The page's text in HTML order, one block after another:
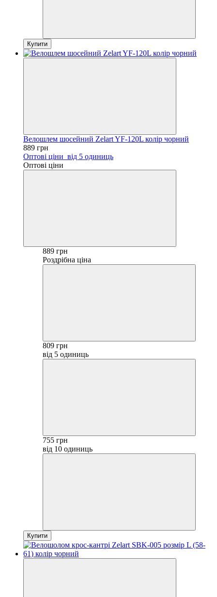
Купити
Велошлем шосейний Zelart YF-120L колір чорний
889 грн
Оптові ціни від 5 одиниць
Оптові ціни
889 грн
Роздрібна ціна
809 грн
від 5 одиниць
755 грн
від 10 одиниць
Купити